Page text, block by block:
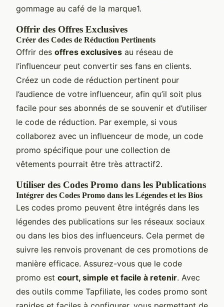
gommage au café de la marque1.
Offrir des Offres Exclusives
Créer des Codes de Réduction Pertinents
Offrir des offres exclusives au réseau de
l’influenceur peut convertir ses fans en clients.
Créez un code de réduction pertinent pour
l’audience de votre influenceur, afin qu’il soit plus
facile pour ses abonnés de se souvenir et d’utiliser
le code de réduction. Par exemple, si vous
collaborez avec un influenceur de mode, un code
promo spécifique pour une collection de
vêtements pourrait être très attractif2.
Utiliser des Codes Promo dans les Publications
Intégrer des Codes Promo dans les Légendes et les Bios
Les codes promo peuvent être intégrés dans les
légendes des publications sur les réseaux sociaux
ou dans les bios des influenceurs. Cela permet de
suivre les renvois provenant de ces promotions de
manière efficace. Assurez-vous que le code
promo est court, simple et facile à retenir. Avec
des outils comme Tapfiliate, les codes promo sont